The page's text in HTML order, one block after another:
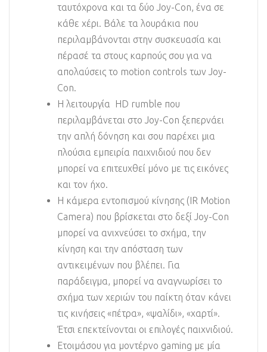
ταυτόχρονα και τα δύο Joy-Con, ένα σε
κάθε χέρι. Βάλε τα λουράκια που
περιλαμβάνονται στην συσκευασία και
πέρασέ τα στους καρπούς σου για να
απολαύσεις το motion controls των Joy-
Con.
Η λειτουργία HD rumble που
περιλαμβάνεται στο Joy-Con ξεπερνάει
την απλή δόνηση και σου παρέχει μια
πλούσια εμπειρία παιχνιδιού που δεν
μπορεί να επιτευχθεί μόνο με τις εικόνες
και τον ήχο.
Η κάμερα εντοπισμού κίνησης (IR Motion
Camera) που βρίσκεται στο δεξί Joy-Con
μπορεί να ανιχνεύσει το σχήμα, την
κίνηση και την απόσταση των
αντικειμένων που βλέπει. Για
παράδειγμα, μπορεί να αναγνωρίσει το
σχήμα των χεριών του παίκτη όταν κάνει
τις κινήσεις «πέτρα», «ψαλίδι», «χαρτί».
Έτσι επεκτείνονται οι επιλογές παιχνιδιού.
Ετοιμάσου για μοντέρνο gaming με μία